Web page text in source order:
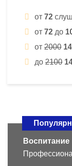
от 72
от 72 до
от 2000
до 2100
Воспитание